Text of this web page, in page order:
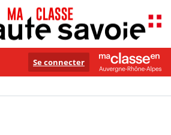
Se connecter